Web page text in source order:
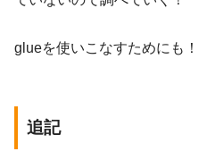
glueを使いこなすためにも！
追記